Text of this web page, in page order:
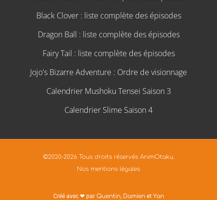
Black Clover : liste complète des épisodes
Dragon Ball : liste complète des épisodes
Fairy Tail : liste complète des épisodes
Jojo's Bizarre Adventure : Ordre de visionnage
Calendrier Mushoku Tensei Saison 3
Calendrier Slime Saison 4
©2020-2026 Tous droits réservés AnimOtaku.
Nos mentions légales
Créé avec ❤ par Quentin, Damienet Yan